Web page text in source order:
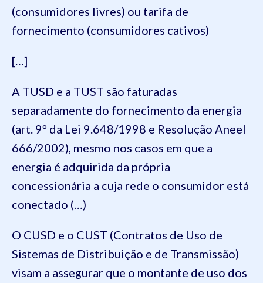
(consumidores livres) ou tarifa de
fornecimento (consumidores cativos)
[…]
A TUSD e a TUST são faturadas
separadamente do fornecimento da energia
(art. 9º da Lei 9.648/1998 e Resolução Aneel
666/2002), mesmo nos casos em que a
energia é adquirida da própria
concessionária a cuja rede o consumidor está
conectado (…)
O CUSD e o CUST (Contratos de Uso de
Sistemas de Distribuição e de Transmissão)
visam a assegurar que o montante de uso dos